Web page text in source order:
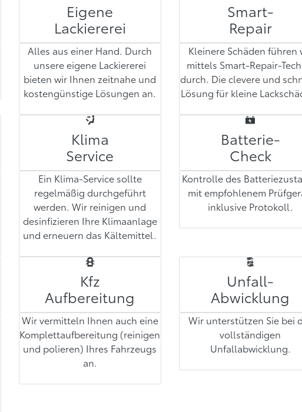
Eigene
Lackiererei
Alles aus einer Hand. Durch
unsere eigene Lackiererei
bieten wir Ihnen zeitnahe und
kostengünstige Lösungen an.
Smart-
Repair
Kleinere Schäden führen
mittels Smart-Repair-
durch. Die clevere und
Lösung für kleine
Klima
Service
Ein Klima-Service sollte
regelmäßig durchgeführt
werden. Wir reinigen und
desinfizieren Ihre Klimaanlage
und erneuern das Kältemittel.
Batterie-
Check
Kontrolle des
mit empfohlenem
inklusive Protokoll.
Kfz
Aufbereitung
Wir vermitteln Ihnen auch eine
Komplettaufbereitung (reinigen
und polieren) Ihres Fahrzeugs
an.
Unfall-
Abwicklung
Wir unterstützen Sie bei
vollständigen
Unfallabwicklung.